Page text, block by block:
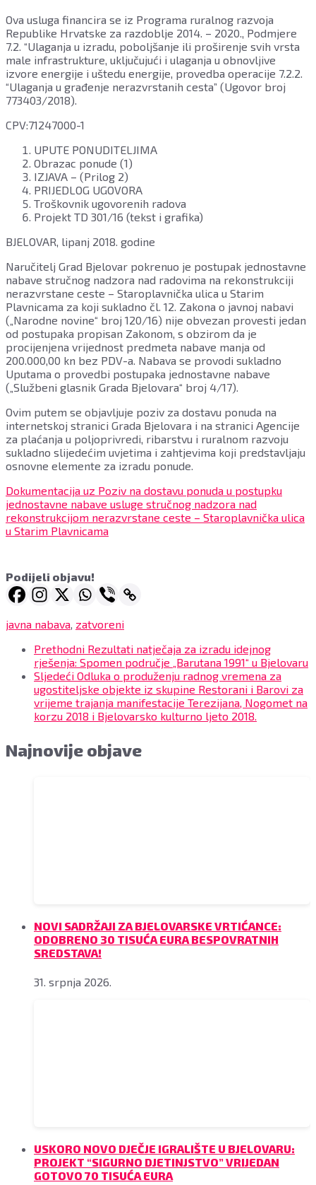
Ova usluga financira se iz Programa ruralnog razvoja
Republike Hrvatske za razdoblje 2014. – 2020., Podmjere
7.2. “Ulaganja u izradu, poboljšanje ili proširenje svih vrsta
male infrastrukture, uključujući i ulaganja u obnovljive
izvore energije i uštedu energije, provedba operacije 7.2.2.
“Ulaganja u građenje nerazvrstanih cesta” (Ugovor broj
773403/2018).
CPV:71247000-1
UPUTE PONUDITELJIMA
Obrazac ponude (1)
IZJAVA – (Prilog 2)
PRIJEDLOG UGOVORA
Troškovnik ugovorenih radova
Projekt TD 301/16 (tekst i grafika)
BJELOVAR, lipanj 2018. godine
Naručitelj Grad Bjelovar pokrenuo je postupak jednostavne
nabave stručnog nadzora nad radovima na rekonstrukciji
nerazvrstane ceste – Staroplavnička ulica u Starim
Plavnicama za koji sukladno čl. 12. Zakona o javnoj nabavi
(„Narodne novine“ broj 120/16) nije obvezan provesti jedan
od postupaka propisan Zakonom, s obzirom da je
procijenjena vrijednost predmeta nabave manja od
200.000,00 kn bez PDV-a. Nabava se provodi sukladno
Uputama o provedbi postupaka jednostavne nabave
(„Službeni glasnik Grada Bjelovara“ broj 4/17).
Ovim putem se objavljuje poziv za dostavu ponuda na
internetskoj stranici Grada Bjelovara i na stranici Agencije
za plaćanja u poljoprivredi, ribarstvu i ruralnom razvoju
sukladno slijedećim uvjetima i zahtjevima koji predstavljaju
osnovne elemente za izradu ponude.
Dokumentacija uz Poziv na dostavu ponuda u postupku
jednostavne nabave usluge stručnog nadzora nad
rekonstrukcijom nerazvrstane ceste – Staroplavnička ulica
u Starim Plavnicama
Podijeli objavu!
javna nabava, zatvoreni
Prethodni Rezultati natječaja za izradu idejnog
rješenja: Spomen područje „Barutana 1991“ u Bjelovaru
Sljedeći Odluka o produženju radnog vremena za
ugostiteljske objekte iz skupine Restorani i Barovi za
vrijeme trajanja manifestacije Terezijana, Nogomet na
korzu 2018 i Bjelovarsko kulturno ljeto 2018.
Najnovije objave
NOVI SADRŽAJI ZA BJELOVARSKE VRTIĆANCE:
ODOBRENO 30 TISUĆA EURA BESPOVRATNIH
SREDSTAVA!
31. srpnja 2026.
USKORO NOVO DJEČJE IGRALIŠTE U BJELOVARU:
PROJEKT “SIGURNO DJETINJSTVO” VRIJEDAN
GOTOVO 70 TISUĆA EURA